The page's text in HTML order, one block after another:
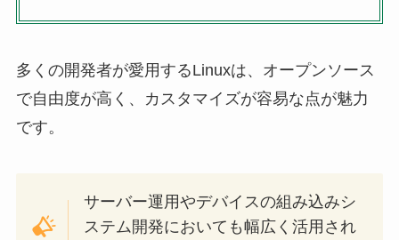
多くの開発者が愛用するLinuxは、オープンソース
で自由度が高く、カスタマイズが容易な点が魅力
です。
サーバー運用やデバイスの組み込みシ
ステム開発においても幅広く活用され